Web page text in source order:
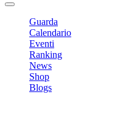
Guarda
Calendario
Eventi
Ranking
News
Shop
Blogs